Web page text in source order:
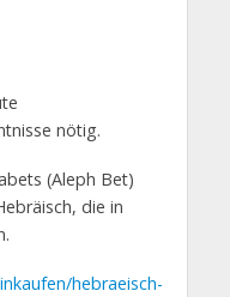
nötig.
(Aleph Bet)
die in
hebraeisch-